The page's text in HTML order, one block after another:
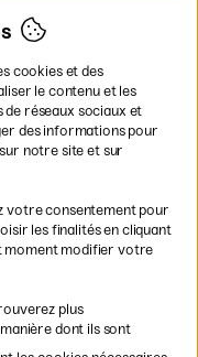
Uni
cookies et des
le contenu et les
réseaux sociaux et
des informations pour
notre site et sur
votre consentement pour
les finalités en cliquant
moment modifier votre
plus
dont ils sont